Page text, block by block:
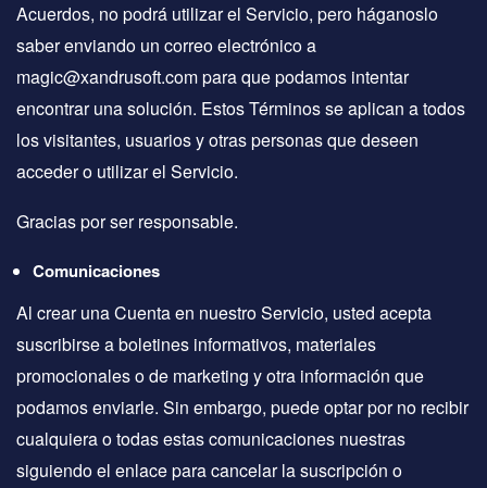
Acuerdos, no podrá utilizar el Servicio, pero háganoslo
saber enviando un correo electrónico a
magic@xandrusoft.com para que podamos intentar
encontrar una solución. Estos Términos se aplican a todos
los visitantes, usuarios y otras personas que deseen
acceder o utilizar el Servicio.
Gracias por ser responsable.
Comunicaciones
Al crear una Cuenta en nuestro Servicio, usted acepta
suscribirse a boletines informativos, materiales
promocionales o de marketing y otra información que
podamos enviarle. Sin embargo, puede optar por no recibir
cualquiera o todas estas comunicaciones nuestras
siguiendo el enlace para cancelar la suscripción o